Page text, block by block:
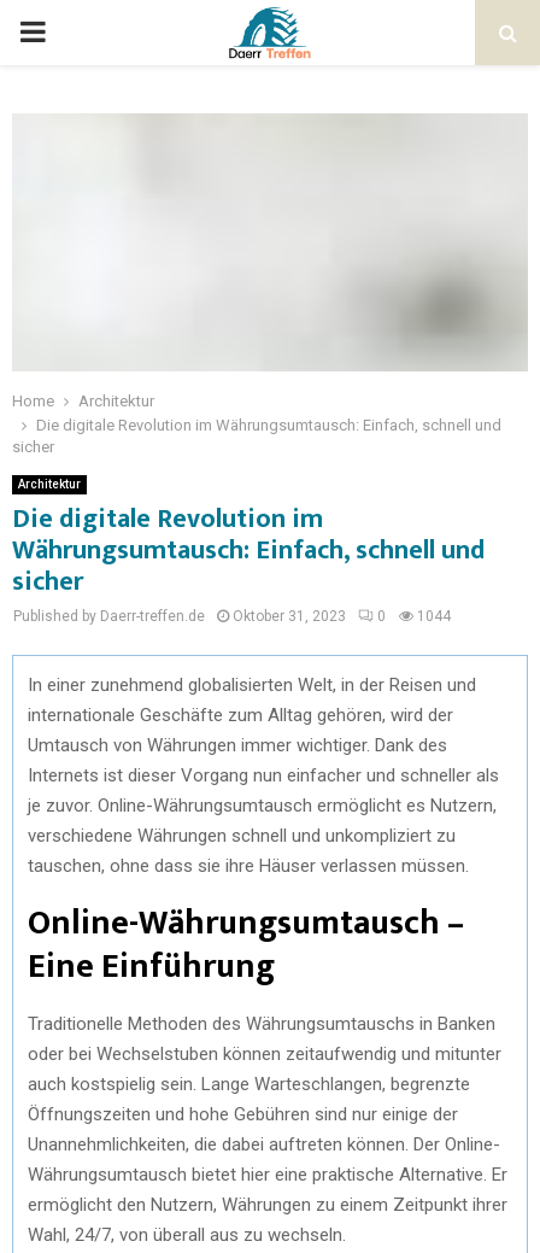
Home
Architektur
Die digitale Revolution im Währungsumtausch: Einfach, schnell und
sicher
Architektur
Die digitale Revolution im
Währungsumtausch: Einfach, schnell und
sicher
Published by Daerr-treffen.de Oktober 31, 2023 0 1044
In einer zunehmend globalisierten Welt, in der Reisen und
internationale Geschäfte zum Alltag gehören, wird der
Umtausch von Währungen immer wichtiger. Dank des
Internets ist dieser Vorgang nun einfacher und schneller als
je zuvor. Online-Währungsumtausch ermöglicht es Nutzern,
verschiedene Währungen schnell und unkompliziert zu
tauschen, ohne dass sie ihre Häuser verlassen müssen.
Online-Währungsumtausch –
Eine Einführung
Traditionelle Methoden des Währungsumtauschs in Banken
oder bei Wechselstuben können zeitaufwendig und mitunter
auch kostspielig sein. Lange Warteschlangen, begrenzte
Öffnungszeiten und hohe Gebühren sind nur einige der
Unannehmlichkeiten, die dabei auftreten können. Der Online-
Währungsumtausch bietet hier eine praktische Alternative. Er
ermöglicht den Nutzern, Währungen zu einem Zeitpunkt ihrer
Wahl, 24/7, von überall aus zu wechseln.